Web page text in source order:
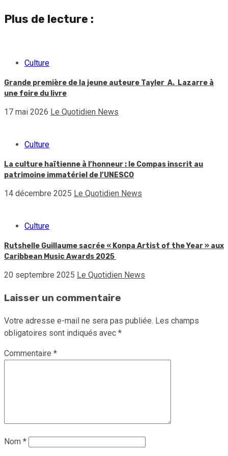
Plus de lecture :
Culture
Grande première de la jeune auteure Tayler A. Lazarre à
une foire du livre
17 mai 2026 Le Quotidien News
Culture
La culture haïtienne à l’honneur : le Compas inscrit au
patrimoine immatériel de l’UNESCO
14 décembre 2025 Le Quotidien News
Culture
Rutshelle Guillaume sacrée « Konpa Artist of the Year » aux
Caribbean Music Awards 2025
20 septembre 2025 Le Quotidien News
Laisser un commentaire
Votre adresse e-mail ne sera pas publiée. Les champs
obligatoires sont indiqués avec *
Commentaire *
Nom *